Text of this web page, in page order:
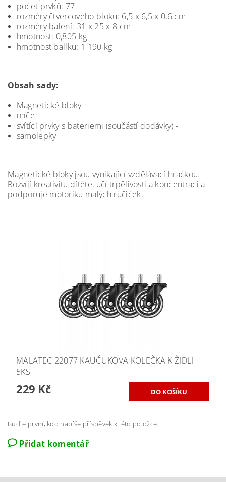
počet prvků: 77
rozměry čtvercového bloku: 6,5 x 6,5 x 0,6 cm
rozměry balení: 31 x 25 x 8 cm
hmotnost: 0,805 kg
hmotnost balíku: 1 190 kg
Obsah sady:
Magnetické bloky
míče
svítící prvky s bateriemi (součástí dodávky) -
samolepky
Magnetické bloky jsou vynikající vzdělávací hračkou.
Rozvíjí kreativitu dítěte, učí trpělivosti a koncentraci a
podporuje motoriku malých ručiček.
MALATEC 22077 KAUČUKOVA KOLEČKA K ŽIDLI
5KS
229 Kč
Buďte první, kdo napíše příspěvek k této položce.
Přidat komentář